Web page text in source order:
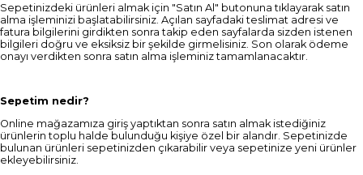
Sepetinizdeki ürünleri almak için "Satın Al" butonuna tıklayarak satın
alma işleminizi başlatabilirsiniz. Açılan sayfadaki teslimat adresi ve
fatura bilgilerini girdikten sonra takip eden sayfalarda sizden istenen
bilgileri doğru ve eksiksiz bir şekilde girmelisiniz. Son olarak ödeme
onayı verdikten sonra satın alma işleminiz tamamlanacaktır.
Sepetim nedir?
Online mağazamıza giriş yaptıktan sonra satın almak istediğiniz
ürünlerin toplu halde bulunduğu kişiye özel bir alandır. Sepetinizde
bulunan ürünleri sepetinizden çıkarabilir veya sepetinize yeni ürünler
ekleyebilirsiniz.